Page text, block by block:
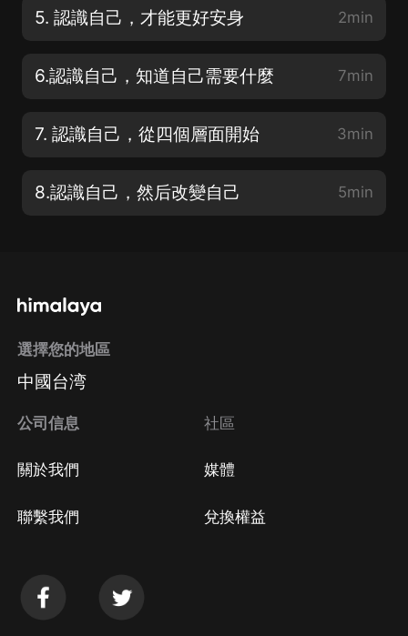
5. 認識自己，才能更好安身 2min
6.認識自己，知道自己需要什麼 7min
7. 認識自己，從四個層面開始 3min
8.認識自己，然后改變自己 5min
選擇您的地區
中國台湾
公司信息
關於我們
聯繫我們
社區
媒體
兌換權益